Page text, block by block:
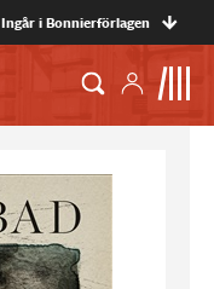
Ingår i Bonnierförlagen